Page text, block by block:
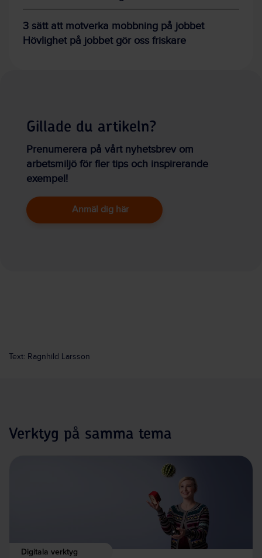
3 sätt att motverka mobbning på jobbet
Hövlighet på jobbet gör oss friskare
Gillade du artikeln?
Prenumerera på vårt nyhetsbrev om
arbetsmiljö för fler tips och inspirerande
exempel!
Anmäl dig här
Text: Ragnhild Larsson
Verktyg på samma tema
Digitala verktyg